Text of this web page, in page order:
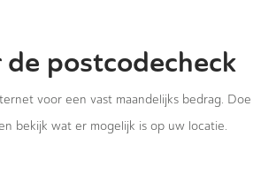
postcodecheck
voor een vast maandelijks bedrag. Doe
bekijk wat er mogelijk is op uw locatie.